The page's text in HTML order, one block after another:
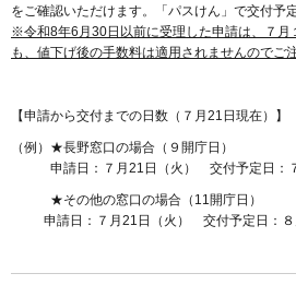
をご確認いただけます。「パスけん」で交付予
※令和8年6月30日以前に受理した申請は、７月
も、値下げ後の手数料は適用されませんのでご
【申請から交付までの日数（７月21日現在）】
（例）★長野窓口の場合（９開庁日）
申請日：７月21日（火） 交付予定日：７
★その他の窓口の場合（11開庁日）
申請日：７月21日（火） 交付予定日：８